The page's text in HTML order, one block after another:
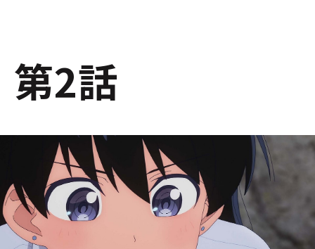
第2話